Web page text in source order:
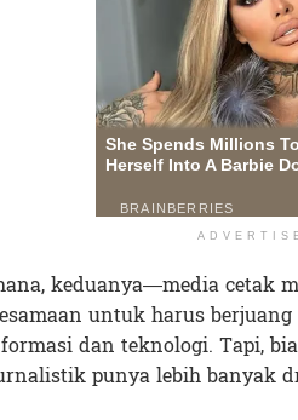
keduanya—media
untuk harus
dan teknologi. Tapi,
punya lebih banyak